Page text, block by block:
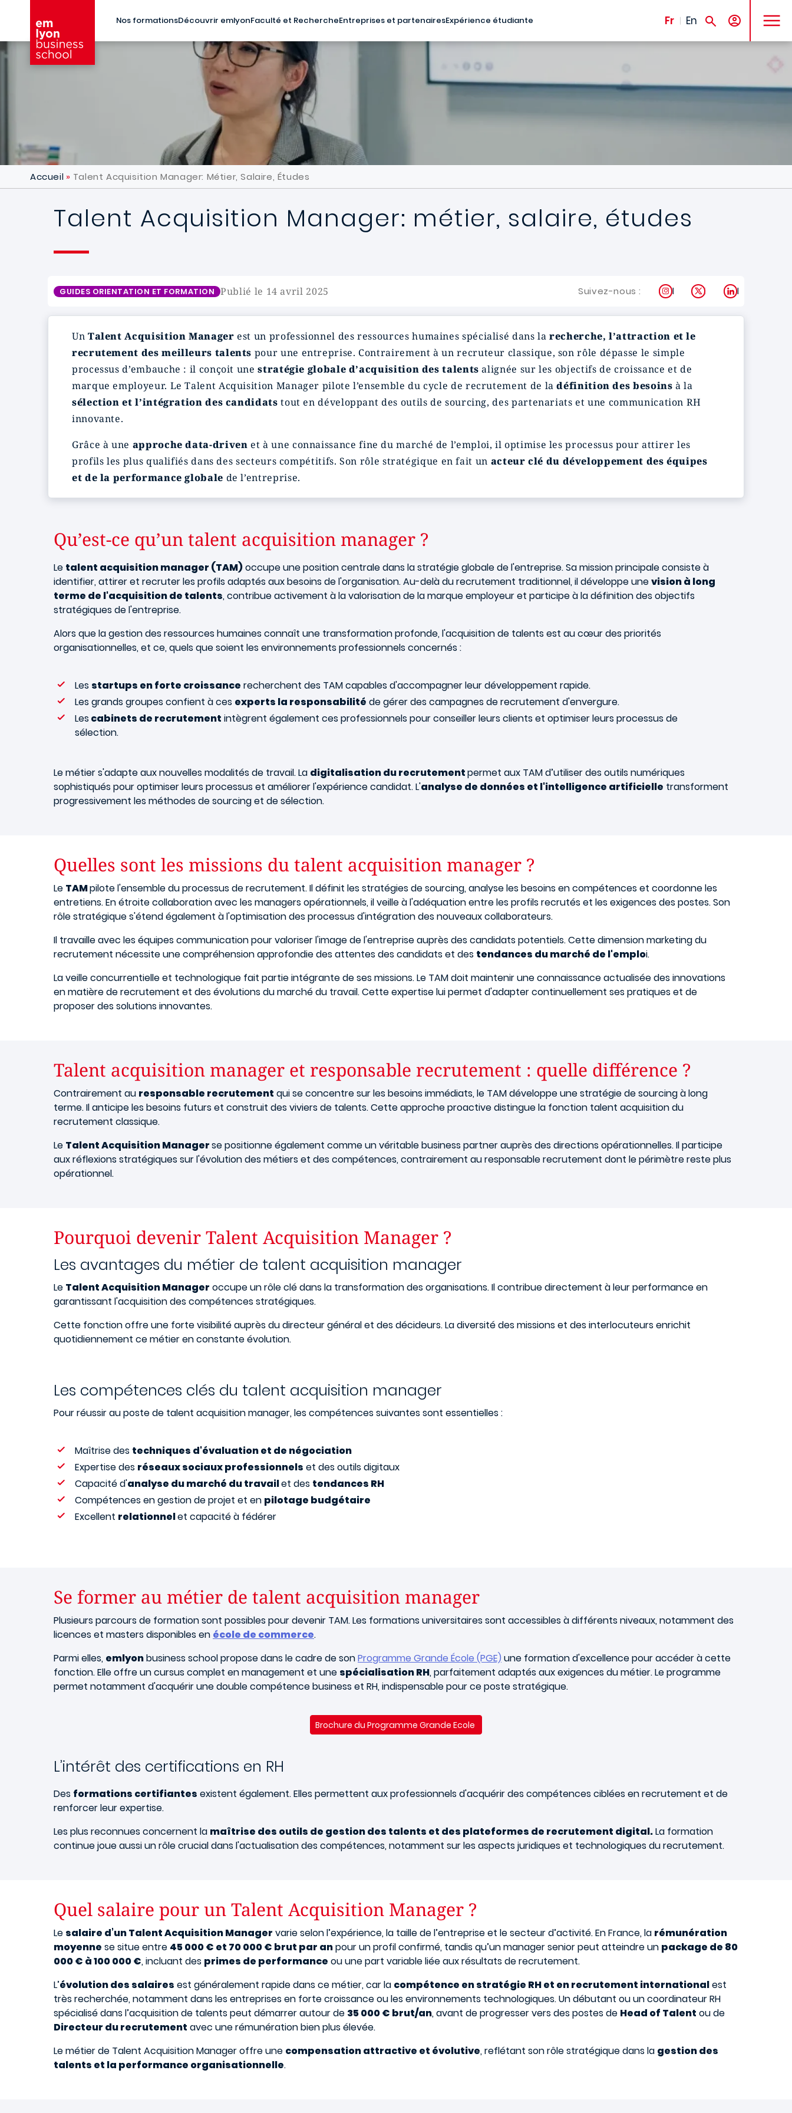
Nos formationsDécouvrir emlyonFaculté et RechercheEntreprises et partenairesExpérience étudiante Fr En
MENU
Accueil Talent Acquisition Manager: Métier, Salaire, Études
Talent Acquisition Manager: métier, salaire, études
GUIDES ORIENTATION ET FORMATION Publié le 14 avril 2025 Suivez-nous : Instagram
X LinkedIn
Un Talent Acquisition Manager est un professionnel des ressources humaines spécialisé dans larecherche, l’attraction et le
recrutement des meilleurs talents pour une entreprise. Contrairement à un recruteur classique, son rôle dépasse le simple
processus d’embauche : il conçoit unestratégie globale d’acquisition des talents alignée sur les objectifs de croissance et de
marque employeur. Le Talent Acquisition Manager pilote l’ensemble du cycle de recrutement de ladéfinition des besoins à la
sélection et l’intégration des candidats tout en développant des outils de sourcing, des partenariats et une communication RH
innovante.
Grâce à une approche data-driven et à une connaissance fine du marché de l’emploi, il optimise les processus pour attirer les
profils les plus qualifiés dans des secteurs compétitifs. Son rôle stratégique en fait un acteur clé du développement des équipes
et de la performance globale de l’entreprise.
Qu’est-ce qu’un talent acquisition manager ?
Le talent acquisition manager (TAM)occupe une position centrale dans la stratégie globale de l'entreprise. Sa mission principale consiste à
identifier, attirer et recruter les profils adaptés aux besoins de l'organisation. Au-delà du recrutement traditionnel, il développe unevision à long
terme de l'acquisition de talents, contribue activement à la valorisation de la marque employeur et participe à la définition des objectifs
stratégiques de l'entreprise.
Alors que la gestion des ressources humaines connaît une transformation profonde, l'acquisition de talents est au cœur des priorités
organisationnelles, et ce, quels que soient les environnements professionnels concernés :
Les startups en forte croissance recherchent des TAM capables d'accompagner leur développement rapide.
Les grands groupes confient à ces experts la responsabilité de gérer des campagnes de recrutement d'envergure.
Lescabinets de recrutement intègrent également ces professionnels pour conseiller leurs clients et optimiser leurs processus de
sélection.
Le métier s'adapte aux nouvelles modalités de travail. La digitalisation du recrutementpermet aux TAM d’utiliser des outils numériques
sophistiqués pour optimiser leurs processus et améliorer l'expérience candidat. L'analyse de données et l'intelligence artificielle transforment
progressivement les méthodes de sourcing et de sélection.
Quelles sont les missions du talent acquisition manager ?
Le TAMpilote l'ensemble du processus de recrutement. Il définit les stratégies de sourcing, analyse les besoins en compétences et coordonne les
entretiens. En étroite collaboration avec les managers opérationnels, il veille à l'adéquation entre les profils recrutés et les exigences des postes. Son
rôle stratégique s'étend également à l'optimisation des processus d'intégration des nouveaux collaborateurs.
Il travaille avec les équipes communication pour valoriser l'image de l'entreprise auprès des candidats potentiels. Cette dimension marketing du
recrutement nécessite une compréhension approfondie des attentes des candidats et des tendances du marché de l'emploi.
La veille concurrentielle et technologique fait partie intégrante de ses missions. Le TAM doit maintenir une connaissance actualisée des innovations
en matière de recrutement et des évolutions du marché du travail. Cette expertise lui permet d'adapter continuellement ses pratiques et de
proposer des solutions innovantes.
Talent acquisition manager et responsable recrutement : quelle différence ?
Contrairement au responsable recrutement qui se concentre sur les besoins immédiats, le TAM développe une stratégie de sourcing à long
terme. Il anticipe les besoins futurs et construit des viviers de talents. Cette approche proactive distingue la fonction talent acquisition du
recrutement classique.
Le Talent Acquisition Managerse positionne également comme un véritable business partner auprès des directions opérationnelles. Il participe
aux réflexions stratégiques sur l'évolution des métiers et des compétences, contrairement au responsable recrutement dont le périmètre reste plus
opérationnel.
Pourquoi devenir Talent Acquisition Manager ?
Les avantages du métier de talent acquisition manager
Le Talent Acquisition Manager occupe un rôle clé dans la transformation des organisations. Il contribue directement à leur performance en
garantissant l'acquisition des compétences stratégiques.
Cette fonction offre une forte visibilité auprès du directeur général et des décideurs. La diversité des missions et des interlocuteurs enrichit
quotidiennement ce métier en constante évolution.
Les compétences clés du talent acquisition manager
Pour réussir au poste de talent acquisition manager, les compétences suivantes sont essentielles :
Maîtrise des techniques d'évaluation et de négociation
Expertise des réseaux sociaux professionnels et des outils digitaux
Capacité d'analyse du marché du travailet des tendances RH
Compétences en gestion de projet et en pilotage budgétaire
Excellent relationnelet capacité à fédérer
Se former au métier de talent acquisition manager
Plusieurs parcours de formation sont possibles pour devenir TAM. Les formations universitaires sont accessibles à différents niveaux, notamment des
licences et masters disponibles en école de commerce.
Parmi elles, emlyonbusiness school propose dans le cadre de sonProgramme Grande École (PGE) une formation d'excellence pour accéder à cette
fonction. Elle offre un cursus complet en management et une spécialisation RH, parfaitement adaptés aux exigences du métier. Le programme
permet notamment d'acquérir une double compétence business et RH, indispensable pour ce poste stratégique.
Brochure du Programme Grande Ecole
L’intérêt des certifications en RH
Des formations certifiantes existent également. Elles permettent aux professionnels d'acquérir des compétences ciblées en recrutement et de
renforcer leur expertise.
Les plus reconnues concernent la maîtrise des outils de gestion des talents et des plateformes de recrutement digital.La formation
continue joue aussi un rôle crucial dans l'actualisation des compétences, notamment sur les aspects juridiques et technologiques du recrutement.
Quel salaire pour un Talent Acquisition Manager ?
Le salaire d’un Talent Acquisition Manager varie selon l’expérience, la taille de l’entreprise et le secteur d’activité. En France, la rémunération
moyenne se situe entre 45 000 € et 70 000 € brut par anpour un profil confirmé, tandis qu’un manager senior peut atteindre un package de 80
000 € à 100 000 €, incluant des primes de performance ou une part variable liée aux résultats de recrutement.
L’évolution des salaires est généralement rapide dans ce métier, car la compétence en stratégie RH et en recrutement internationalest
très recherchée, notamment dans les entreprises en forte croissance ou les environnements technologiques. Un débutant ou un coordinateur RH
spécialisé dans l’acquisition de talents peut démarrer autour de 35 000 € brut/an, avant de progresser vers des postes de Head of Talent ou de
Directeur du recrutement avec une rémunération bien plus élevée.
Le métier de Talent Acquisition Manager offre une compensation attractive et évolutive, reflétant son rôle stratégique dans la gestion des
talents et la performance organisationnelle.